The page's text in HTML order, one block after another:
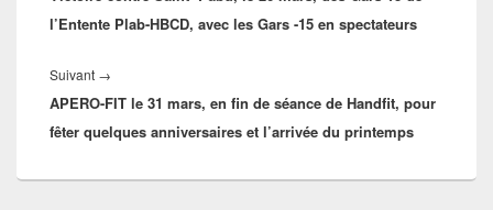
l’Entente Plab-HBCD, avec les Gars -15 en spectateurs
Suivant →
suivant :
APERO-FIT le 31 mars, en fin de séance de Handfit, pour
fêter quelques anniversaires et l’arrivée du printemps